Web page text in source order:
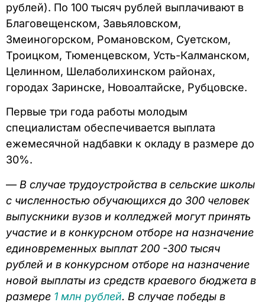
рублей). По 100 тысяч рублей выплачивают в
Благовещенском, Завьяловском,
Змеиногорском, Романовском, Суетском,
Троицком, Тюменцевском, Усть-Калманском,
Целинном, Шелаболихинском районах,
городах Заринске, Новоалтайске, Рубцовске.
Первые три года работы молодым
специалистам обеспечивается выплата
ежемесячной надбавки к окладу в размере до
30%.
— В случае трудоустройства в сельские школы
с численностью обучающихся до 300 человек
выпускники вузов и колледжей могут принять
участие и в конкурсном отборе на назначение
единовременных выплат 200 -300 тысяч
рублей и в конкурсном отборе на назначение
новой выплаты из средств краевого бюджета в
размере 1 млн рублей. В случае победы в